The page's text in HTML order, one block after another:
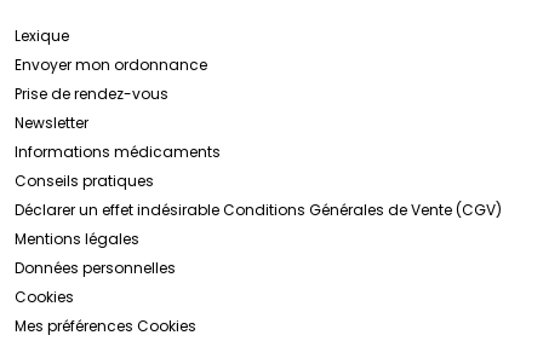
Lexique
Envoyer mon ordonnance
Prise de rendez-vous
Newsletter
Informations médicaments
Conseils pratiques
Déclarer un effet indésirableConditions Générales de Vente (CGV)
Mentions légales
Données personnelles
Cookies
Mes préférences Cookies